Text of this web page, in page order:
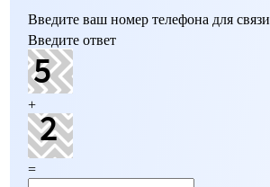
Введите ваш номер телефона для связи
Введите ответ
+
=